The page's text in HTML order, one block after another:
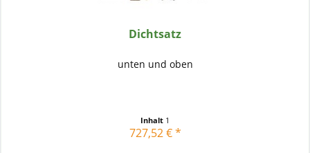
Dichtsatz
unten und oben
Inhalt 1
727,52 € *